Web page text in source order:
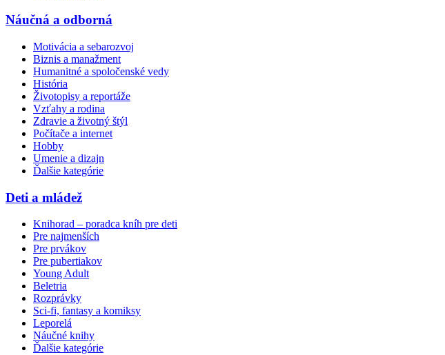
Náučná a odborná
Motivácia a sebarozvoj
Biznis a manažment
Humanitné a spoločenské vedy
História
Životopisy a reportáže
Vzťahy a rodina
Zdravie a životný štýl
Počítače a internet
Hobby
Umenie a dizajn
Ďalšie kategórie
Deti a mládež
Knihorad – poradca kníh pre deti
Pre najmenších
Pre prvákov
Pre pubertiakov
Young Adult
Beletria
Rozprávky
Sci-fi, fantasy a komiksy
Leporelá
Náučné knihy
Ďalšie kategórie